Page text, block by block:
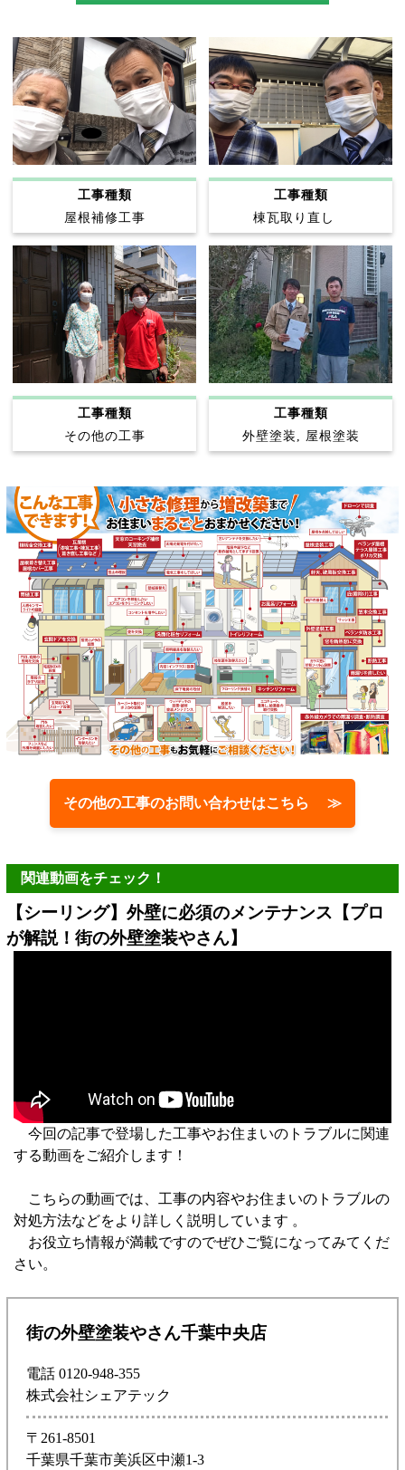
工事種類
屋根補修工事
工事種類
棟瓦取り直し
工事種類
その他の工事
工事種類
外壁塗装, 屋根塗装
その他の工事のお問い合わせはこちら ≫
関連動画をチェック！
【シーリング】外壁に必須のメンテナンス【プロ
が解説！街の外壁塗装やさん】
今回の記事で登場した工事やお住まいのトラブルに関連
する動画をご紹介します！
こちらの動画では、工事の内容やお住まいのトラブルの
対処方法などをより詳しく説明しています 。
お役立ち情報が満載ですのでぜひご覧になってみてくだ
さい。
街の外壁塗装やさん千葉中央店
電話 0120-948-355
株式会社シェアテック
〒261-8501
千葉県千葉市美浜区中瀬1-3